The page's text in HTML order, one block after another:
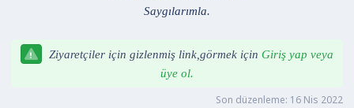
Saygılarımla.
Ziyaretçiler için gizlenmiş link,görmek için Giriş yap veya
üye ol.
Son düzenleme: 16 Nis 2022